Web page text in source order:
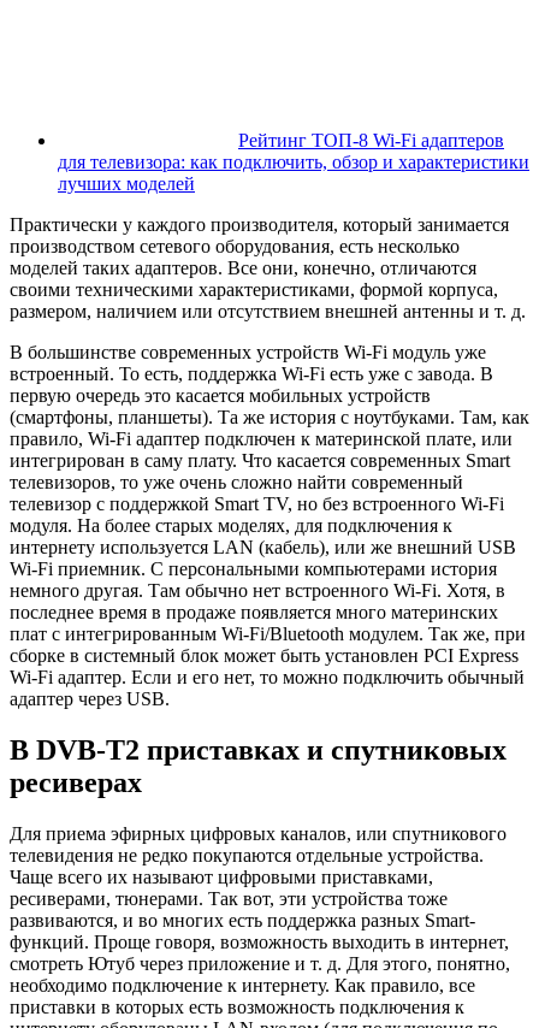
Рейтинг ТОП-8 Wi-Fi адаптеров
для телевизора: как подключить, обзор и характеристики
лучших моделей
Практически у каждого производителя, который занимается
производством сетевого оборудования, есть несколько
моделей таких адаптеров. Все они, конечно, отличаются
своими техническими характеристиками, формой корпуса,
размером, наличием или отсутствием внешней антенны и т. д.
В большинстве современных устройств Wi-Fi модуль уже
встроенный. То есть, поддержка Wi-Fi есть уже с завода. В
первую очередь это касается мобильных устройств
(смартфоны, планшеты). Та же история с ноутбуками. Там, как
правило, Wi-Fi адаптер подключен к материнской плате, или
интегрирован в саму плату. Что касается современных Smart
телевизоров, то уже очень сложно найти современный
телевизор с поддержкой Smart TV, но без встроенного Wi-Fi
модуля. На более старых моделях, для подключения к
интернету используется LAN (кабель), или же внешний USB
Wi-Fi приемник. С персональными компьютерами история
немного другая. Там обычно нет встроенного Wi-Fi. Хотя, в
последнее время в продаже появляется много материнских
плат с интегрированным Wi-Fi/Bluetooth модулем. Так же, при
сборке в системный блок может быть установлен PCI Express
Wi-Fi адаптер. Если и его нет, то можно подключить обычный
адаптер через USB.
В DVB-T2 приставках и спутниковых
ресиверах
Для приема эфирных цифровых каналов, или спутникового
телевидения не редко покупаются отдельные устройства.
Чаще всего их называют цифровыми приставками,
ресиверами, тюнерами. Так вот, эти устройства тоже
развиваются, и во многих есть поддержка разных Smart-
функций. Проще говоря, возможность выходить в интернет,
смотреть Ютуб через приложение и т. д. Для этого, понятно,
необходимо подключение к интернету. Как правило, все
приставки в которых есть возможность подключения к